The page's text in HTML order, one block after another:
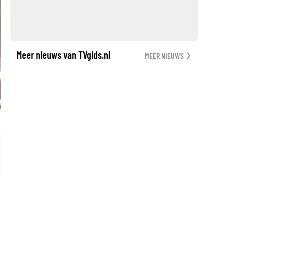
Meer nieuws van TVgids.nl MEER NIEUWS